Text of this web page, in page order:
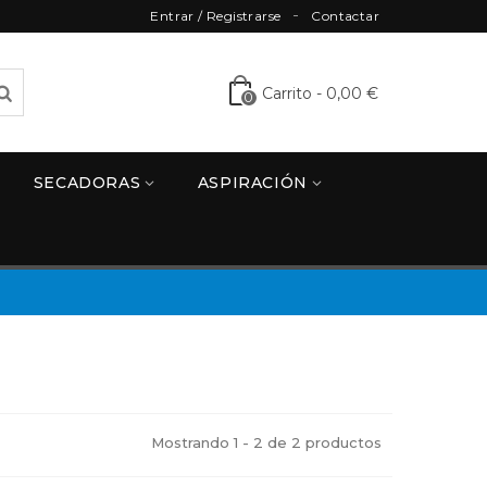
Contactar
Entrar / Registrarse
0 Carrito - 0,00 €
SECADORAS ASPIRACIÓN
Mostrando 1 - 2 de 2 productos